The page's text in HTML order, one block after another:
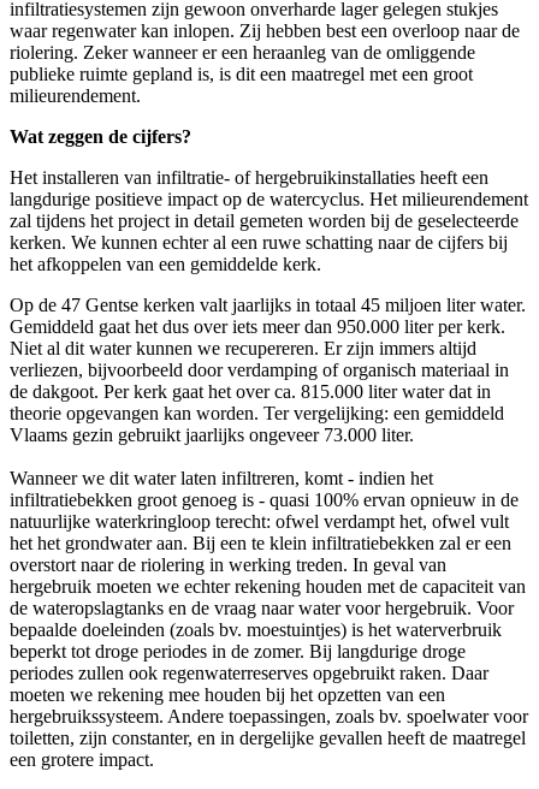
infiltratiesystemen zijn gewoon onverharde lager gelegen stukjes
waar regenwater kan inlopen. Zij hebben best een overloop naar de
riolering. Zeker wanneer er een heraanleg van de omliggende
publieke ruimte gepland is, is dit een maatregel met een groot
milieurendement.
Wat zeggen de cijfers?
Het installeren van infiltratie- of hergebruikinstallaties heeft een
langdurige positieve impact op de watercyclus. Het milieurendement
zal tijdens het project in detail gemeten worden bij de geselecteerde
kerken. We kunnen echter al een ruwe schatting naar de cijfers bij
het afkoppelen van een gemiddelde kerk.
Op de 47 Gentse kerken valt jaarlijks in totaal 45 miljoen liter water.
Gemiddeld gaat het dus over iets meer dan 950.000 liter per kerk.
Niet al dit water kunnen we recupereren. Er zijn immers altijd
verliezen, bijvoorbeeld door verdamping of organisch materiaal in
de dakgoot. Per kerk gaat het over ca. 815.000 liter water dat in
theorie opgevangen kan worden. Ter vergelijking: een gemiddeld
Vlaams gezin gebruikt jaarlijks ongeveer 73.000 liter.
Wanneer we dit water laten infiltreren, komt - indien het
infiltratiebekken groot genoeg is - quasi 100% ervan opnieuw in de
natuurlijke waterkringloop terecht: ofwel verdampt het, ofwel vult
het het grondwater aan. Bij een te klein infiltratiebekken zal er een
overstort naar de riolering in werking treden. In geval van
hergebruik moeten we echter rekening houden met de capaciteit van
de wateropslagtanks en de vraag naar water voor hergebruik. Voor
bepaalde doeleinden (zoals bv. moestuintjes) is het waterverbruik
beperkt tot droge periodes in de zomer. Bij langdurige droge
periodes zullen ook regenwaterreserves opgebruikt raken. Daar
moeten we rekening mee houden bij het opzetten van een
hergebruikssysteem. Andere toepassingen, zoals bv. spoelwater voor
toiletten, zijn constanter, en in dergelijke gevallen heeft de maatregel
een grotere impact.